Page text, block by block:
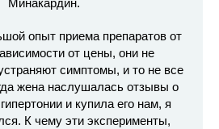
опыт приема препаратов от
от цены, они не
симптомы, и то не все
жена наслушалась отзывы о
и купила его нам, я
К чему эти эксперименты,